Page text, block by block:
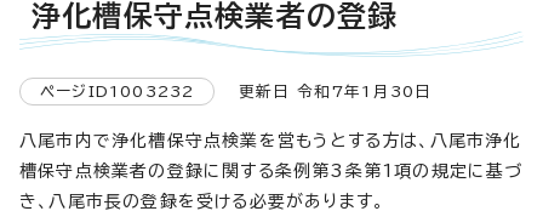
浄化槽保守点検業者の登録
ページID1003232 更新日 令和7年1月30日
八尾市内で浄化槽保守点検業を営もうとする方は、八尾市浄化
槽保守点検業者の登録に関する条例第3条第1項の規定に基づ
き、八尾市長の登録を受ける必要があります。